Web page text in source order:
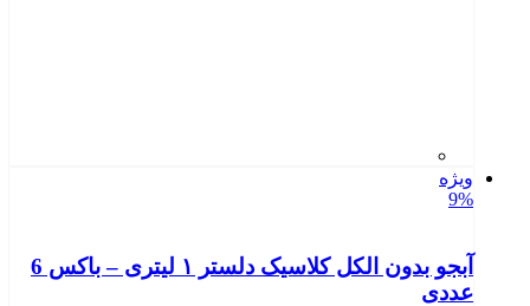
ویژه
9%
آبجو بدون الکل کلاسیک دلستر ۱ لیتری – باکس 6
عددی